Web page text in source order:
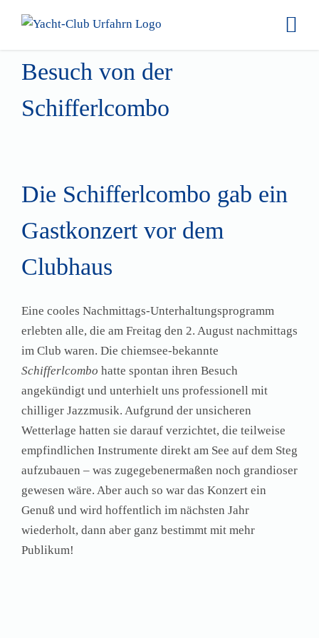
Besuch von der
Schifferlcombo
Die Schifferlcombo gab ein
Gastkonzert vor dem
Clubhaus
Eine cooles Nachmittags-Unterhaltungsprogramm
erlebten alle, die am Freitag den 2. August nachmittags
im Club waren. Die chiemsee-bekannte
Schifferlcombo hatte spontan ihren Besuch
angekündigt und unterhielt uns professionell mit
chilliger Jazzmusik. Aufgrund der unsicheren
Wetterlage hatten sie darauf verzichtet, die teilweise
empfindlichen Instrumente direkt am See auf dem Steg
aufzubauen – was zugegebenermaßen noch grandioser
gewesen wäre. Aber auch so war das Konzert ein
Genuß und wird hoffentlich im nächsten Jahr
wiederholt, dann aber ganz bestimmt mit mehr
Publikum!